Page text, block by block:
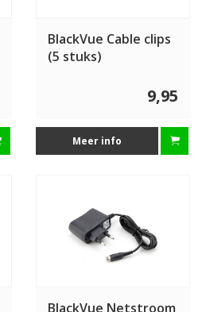
BlackVue Cable clips
(5 stuks)
9,95
Meer info
BlackVue Netstroom